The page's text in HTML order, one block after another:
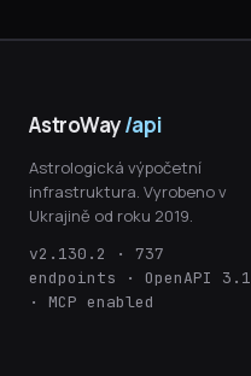
AstroWay/api
Astrologická výpočetní
infrastruktura. Vyrobeno v
Ukrajině od roku 2019.
v2.130.2 · 737
endpoints · OpenAPI 3.1
· MCP enabled